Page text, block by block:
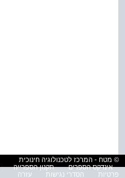
© מטח - המרכז לטכנולוגיה חינוכית
אינדקס הספרים
תקנון הספרייה
פרטיות
הסדרי נגישות עזרה